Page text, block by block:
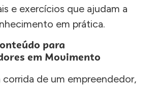
e exercícios que ajudam a
em prática.
para
em Movimento
corrida de um empreendedor,